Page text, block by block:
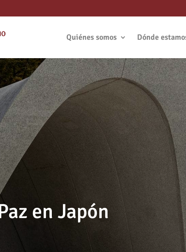
Quiénes somos Dónde
en Japón